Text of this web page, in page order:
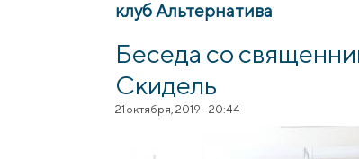
клуб Альтернатива
Беседа со
Скидель
21 октября, 2019 - 20:44